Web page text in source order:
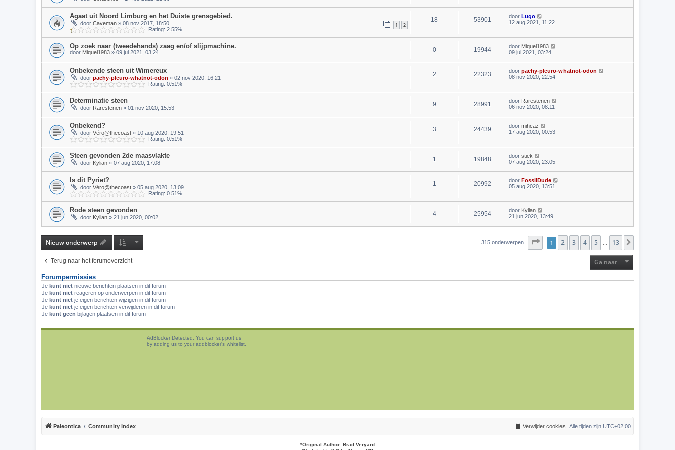
Agaat uit Noord Limburg en het Duiste grensgebied.
door Caveman » 08 nov 2017, 18:50 1 2
Rating: 2.55%
18 53901 door Lugo
12 aug 2021, 11:22
Op zoek naar (tweedehands) zaag en/of slijpmachine.
door Miquel1983 » 09 jul 2021, 03:24 0 19944 door Miquel1983
09 jul 2021, 03:24
Onbekende steen uit Wimereux
door pachy-pleuro-whatnot-odon » 02 nov 2020, 16:21
Rating: 0.51%
2 22323 door pachy-pleuro-whatnot-odon
08 nov 2020, 22:54
Determinatie steen
door Rarestenen » 01 nov 2020, 15:53 9 28991 door Rarestenen
06 nov 2020, 08:11
Onbekend?
door Véro@thecoast » 10 aug 2020, 19:51
Rating: 0.51%
3 24439 door mihcaz
17 aug 2020, 00:53
Steen gevonden 2de maasvlakte
door Kylian » 07 aug 2020, 17:08 1 19848 door stiek
07 aug 2020, 23:05
Is dit Pyriet?
door Véro@thecoast » 05 aug 2020, 13:09
Rating: 0.51%
1 20992 door FossilDude
05 aug 2020, 13:51
Rode steen gevonden
door Kylian » 21 jun 2020, 00:02 4 25954 door Kylian
21 jun 2020, 13:49
Nieuw onderwerp 315 onderwerpen Pagina1 van 13
1 2 3 4 5 13
Terug naar het forumoverzicht Ga naar
Forumpermissies
Je kunt niet nieuwe berichten plaatsen in dit forum
Je kunt niet reageren op onderwerpen in dit forum
Je kunt niet je eigen berichten wijzigen in dit forum
Je kunt niet je eigen berichten verwijderen in dit forum
Je kunt geen bijlagen plaatsen in dit forum
AdBlocker Detected. You can support us
by adding us to your addblocker's whitelist.
Paleontica Community Index Alle tijden zijn UTC+02:00
Verwijder cookies
*Original Author: Brad Veryard